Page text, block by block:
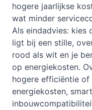
hogere jaarlijkse
wat minder
Als eindadvies: kies
ligt bij een stille,
rood als wit en je
op energiekosten.
hogere efficiëntie
energiekosten,